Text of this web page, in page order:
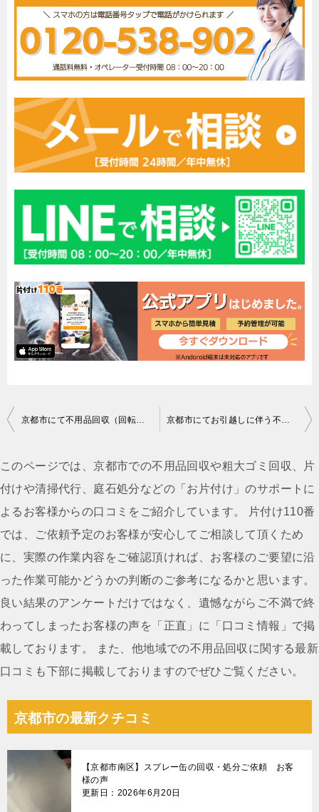
投
ナ
ビ
ゲ
ー
シ
ョ
ン
京都市にて不用品回収（回転イス、学習机）ご依頼の匿名希望様の声 京都市にてお引越しに伴う不用品回収のご依頼 松山様の声
このページでは、京都市での不用品回収や粗大ゴミ回収、片
付けや清掃代行、庭石処分などの「お片付け」のサポートに
よるお客様からの口コミをご紹介しています。 片付け110番
では、ご依頼予定のお客様が安心してご相談して頂くため
に、実際の作業内容をご確認頂ければ、お客様のご要望に沿
った作業可能かどうかの判断のご参考になるかと思います。
良い結果のアンケートだけではなく、遺憾ながらご不満で終
わってしまったお客様の声を「正直」に「口コミ情報」で掲
載しております。 また、他地域での不用品回収に関する最新
口コミも下部に掲載しておりますのでぜひご覧ください。
京都市の最新クチコミ
【京都市南区】スプレー缶の回収・処分ご依頼 お客
様の声
更新日：2026年6月20日